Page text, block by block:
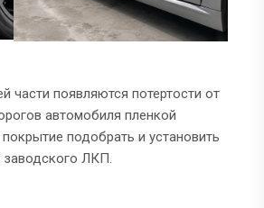
части появляются потертости от
автомобиля пленкой
подобрать и установить
заводского ЛКП.